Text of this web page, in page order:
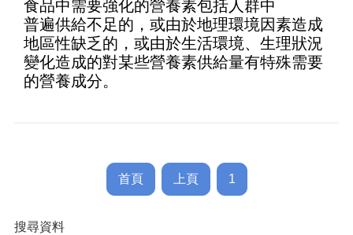
食品中需要強化的營養素包括人群中
普遍供給不足的，或由於地理環境因素造成
地區性缺乏的，或由於生活環境、生理狀況
變化造成的對某些營養素供給量有特殊需要
的營養成分。
首頁 上頁 1
搜尋資料